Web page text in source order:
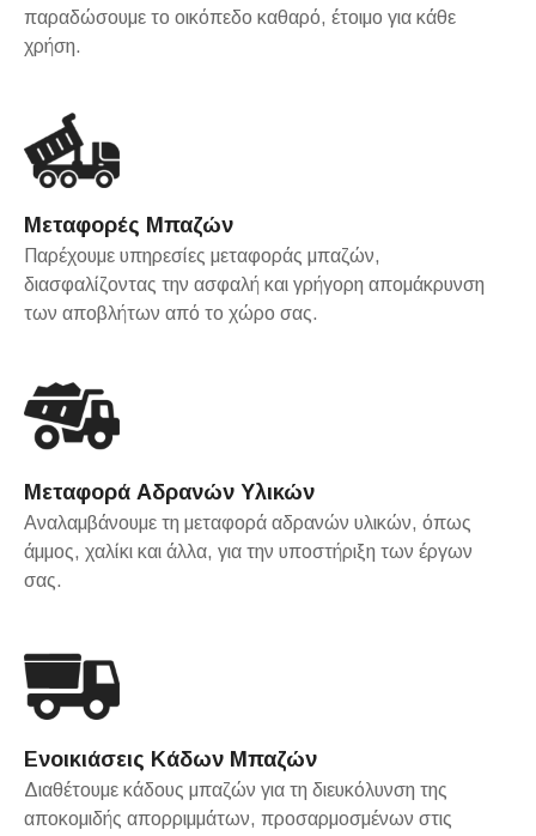
παραδώσουμε το οικόπεδο καθαρό, έτοιμο για κάθε
χρήση.
Μεταφορές Μπαζών
Παρέχουμε υπηρεσίες μεταφοράς μπαζών,
διασφαλίζοντας την ασφαλή και γρήγορη απομάκρυνση
των αποβλήτων από το χώρο σας.
Μεταφορά Αδρανών Υλικών
Αναλαμβάνουμε τη μεταφορά αδρανών υλικών, όπως
άμμος, χαλίκι και άλλα, για την υποστήριξη των έργων
σας.
Ενοικιάσεις Κάδων Μπαζών
Διαθέτουμε κάδους μπαζών για τη διευκόλυνση της
αποκομιδής απορριμμάτων, προσαρμοσμένων στις